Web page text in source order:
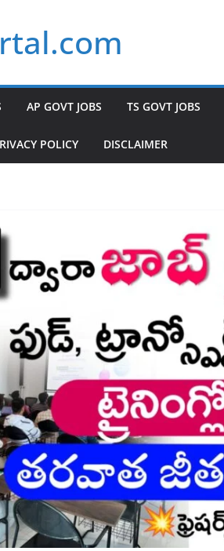
AP GOVT JOBS TS GOVT JOBS
POLICY DISCLAIMER